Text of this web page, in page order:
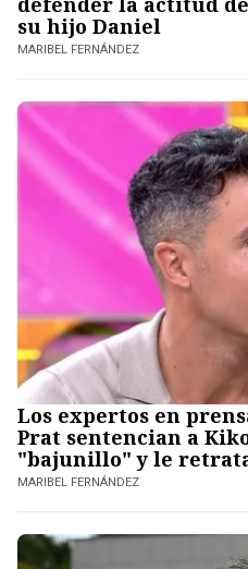
su hijo Daniel
MARIBEL FERNÁNDEZ
Los expertos en
Prat sentencian a
"bajunillo" y le
MARIBEL FERNÁNDEZ